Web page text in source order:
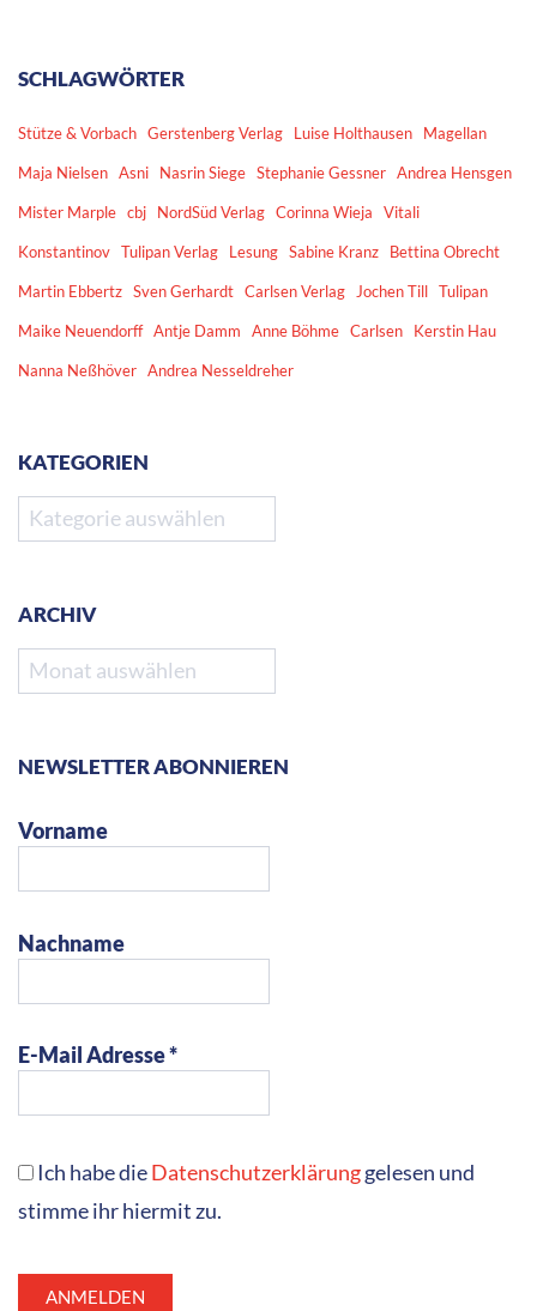
SCHLAGWÖRTER
Stütze & Vorbach Gerstenberg Verlag Luise Holthausen Magellan
Maja Nielsen Asni Nasrin Siege Stephanie Gessner Andrea Hensgen
Mister Marple cbj NordSüd Verlag Corinna Wieja Vitali
Konstantinov Tulipan Verlag Lesung Sabine Kranz Bettina Obrecht
Martin Ebbertz Sven Gerhardt Carlsen Verlag Jochen Till Tulipan
Maike Neuendorff Antje Damm Anne Böhme Carlsen Kerstin Hau
Nanna Neßhöver Andrea Nesseldreher
KATEGORIEN
Kategorien
ARCHIV
Archiv
NEWSLETTER ABONNIEREN
Vorname
Nachname
E-Mail Adresse *
Ich habe dieDatenschutzerklärunggelesen und
stimme ihr hiermit zu.